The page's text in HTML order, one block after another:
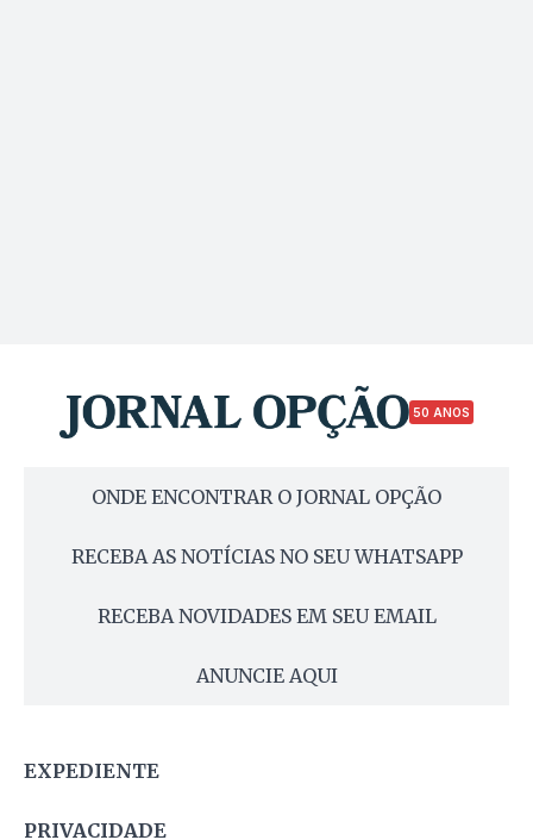
50 ANOS
ONDE ENCONTRAR O JORNAL OPÇÃO
RECEBA AS NOTÍCIAS NO SEU WHATSAPP
RECEBA NOVIDADES EM SEU EMAIL
ANUNCIE AQUI
EXPEDIENTE
PRIVACIDADE